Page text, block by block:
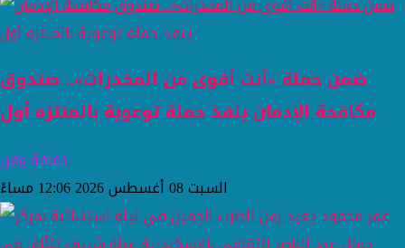
ضمن حملة «أنت أقوى من المخدرات».. صندوق
مكافحة الإدمان ينفذ حملة توعوية بالمنتزه أول
ثقافة وفن
السبت 08 أغسطس 2026 12:06 مساءً